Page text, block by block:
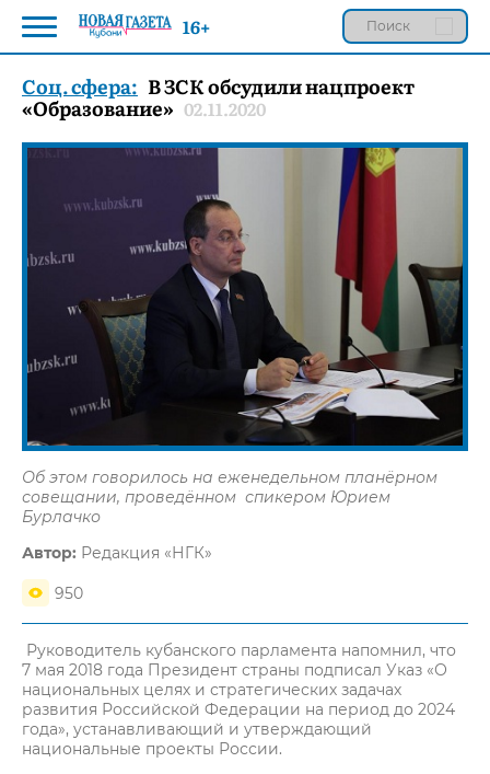
Соц. сфера: В ЗСК обсудили нацпроект
«Образование» 02.11.2020
Об этом говорилось на еженедельном планёрном
совещании, проведённом спикером Юрием
Бурлачко
Автор: Редакция «НГК»
950
Руководитель кубанского парламента напомнил, что
7 мая 2018 года Президент страны подписал Указ «О
национальных целях и стратегических задачах
развития Российской Федерации на период до 2024
года», устанавливающий и утверждающий
национальные проекты России.
16+